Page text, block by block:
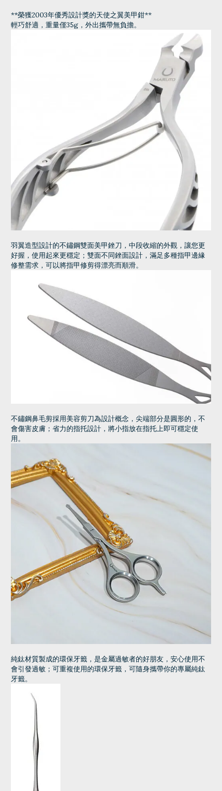
**榮獲2003年優秀設計獎的天使之翼美甲鉗**
輕巧舒適，重量僅35g，外出攜帶無負擔。
羽翼造型設計的不鏽鋼雙面美甲銼刀，中段收縮的外觀，讓您更
好握，使用起來更穩定；雙面不同銼面設計，滿足多種指甲邊緣
修整需求，可以將指甲修剪得漂亮而順滑。
不鏽鋼鼻毛剪採用美容剪刀為設計概念，尖端部分是圓形的，不
會傷害皮膚；省力的指托設計，將小指放在指托上即可穩定使
用。
純鈦材質製成的環保牙籤，是金屬過敏者的好朋友，安心使用不
會引發過敏；可重複使用的環保牙籤，可隨身攜帶你的專屬純鈦
牙籤。